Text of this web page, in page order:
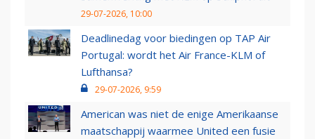
29-07-2026, 10:00
Deadlinedag voor biedingen op TAP Air
Portugal: wordt het Air France-KLM of
Lufthansa?
29-07-2026, 9:59
American was niet de enige Amerikaanse
maatschappij waarmee United een fusie